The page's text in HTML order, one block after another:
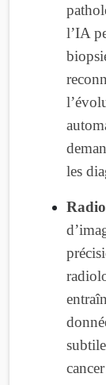
l’IA
les